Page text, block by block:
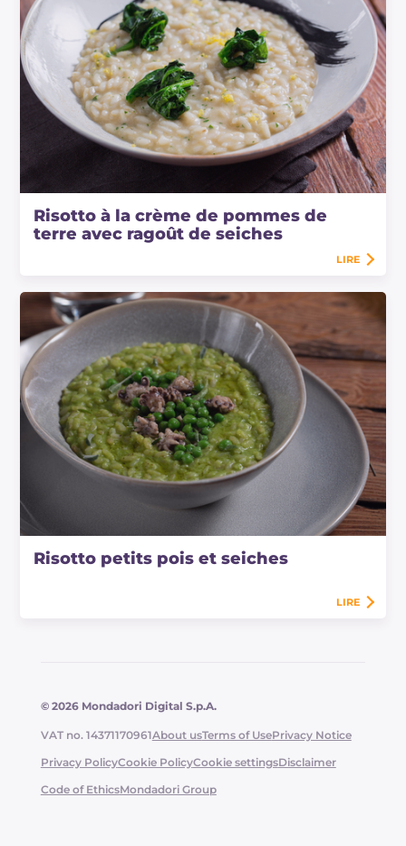
Risotto à la crème de pommes de
terre avec ragoût de seiches
LIRE
Risotto petits pois et seiches
LIRE
© 2026 Mondadori Digital S.p.A.
VAT no. 14371170961About usTerms of UsePrivacy Notice
Privacy PolicyCookie PolicyCookie settingsDisclaimer
Code of EthicsMondadori Group